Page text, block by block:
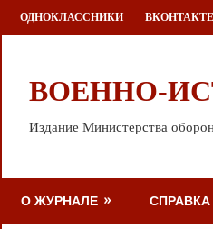
Перейти
к
ОДНОКЛАССНИКИ ВКОНТАКТЕ
ВОЕННО-
Издание Министерства
О ЖУРНАЛЕ СПРАВКА